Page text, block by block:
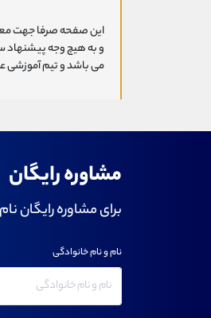
این صفحه صرفا جهت
و به هیچ وجه پیشنهاد
می باشد و تیم آموزشی
مشاوره رایگان
برای مشاوره رایگان
نام و نام خانوادگی